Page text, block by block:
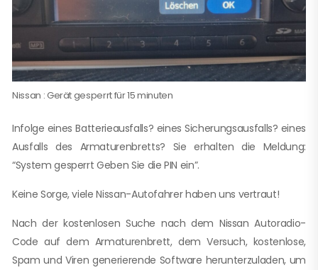
Nissan : Gerät gesperrt für 15 minuten
Infolge eines Batterieausfalls? eines Sicherungsausfalls? eines
Ausfalls des Armaturenbretts? Sie erhalten die Meldung:
“System gesperrt Geben Sie die PIN ein”.
Keine Sorge, viele Nissan-Autofahrer haben uns vertraut!
Nach der kostenlosen Suche nach dem Nissan Autoradio-
Code auf dem Armaturenbrett, dem Versuch, kostenlose,
Spam und Viren generierende Software herunterzuladen, um